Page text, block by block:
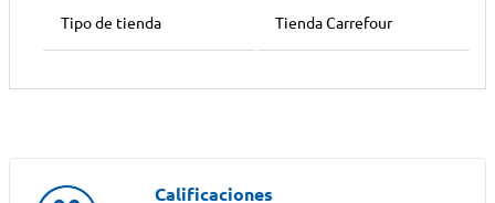
Tipo de tienda Tienda Carrefour